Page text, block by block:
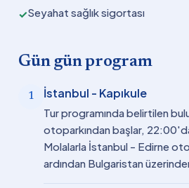
✓Seyahat sağlık sigortası
Gün gün program
1 İstanbul - Kapıkule
Tur programında belirtilen
otoparkından başlar,
Molalarla İstanbul - Edirne
ardından Bulgaristan